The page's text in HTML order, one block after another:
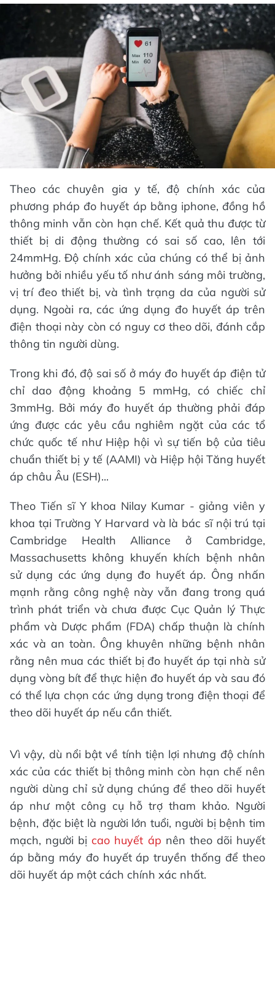
Theo các chuyên gia y tế, độ chính xác của
phương pháp đo huyết áp bằng iphone, đồng hồ
thông minh vẫn còn hạn chế. Kết quả thu được từ
thiết bị di động thường có sai số cao, lên tới
24mmHg. Độ chính xác của chúng có thể bị ảnh
hưởng bởi nhiều yếu tố như ánh sáng môi trường,
vị trí đeo thiết bị, và tình trạng da của người sử
dụng. Ngoài ra, các ứng dụng đo huyết áp trên
điện thoại này còn có nguy cơ theo dõi, đánh cắp
thông tin người dùng.
Trong khi đó, độ sai số ở máy đo huyết áp điện tử
chỉ dao động khoảng 5 mmHg, có chiếc chỉ
3mmHg. Bởi máy đo huyết áp thường phải đáp
ứng được các yêu cầu nghiêm ngặt của các tổ
chức quốc tế như Hiệp hội vì sự tiến bộ của tiêu
chuẩn thiết bị y tế (AAMI) và Hiệp hội Tăng huyết
áp châu Âu (ESH)...
Theo Tiến sĩ Y khoa Nilay Kumar - giảng viên y
khoa tại Trường Y Harvard và là bác sĩ nội trú tại
Cambridge Health Alliance ở Cambridge,
Massachusetts không khuyến khích bệnh nhân
sử dụng các ứng dụng đo huyết áp. Ông nhấn
mạnh rằng công nghệ này vẫn đang trong quá
trình phát triển và chưa được Cục Quản lý Thực
phẩm và Dược phẩm (FDA) chấp thuận là chính
xác và an toàn. Ông khuyên những bệnh nhân
rằng nên mua các thiết bị đo huyết áp tại nhà sử
dụng vòng bít để thực hiện đo huyết áp và sau đó
có thể lựa chọn các ứng dụng trong điện thoại để
theo dõi huyết áp nếu cần thiết.
Vì vậy, dù nổi bật về tính tiện lợi nhưng độ chính
xác của các thiết bị thông minh còn hạn chế nên
người dùng chỉ sử dụng chúng để theo dõi huyết
áp như một công cụ hỗ trợ tham khảo. Người
bệnh, đặc biệt là người lớn tuổi, người bị bệnh tim
mạch, người bịcao huyết áp nên theo dõi huyết
áp bằng máy đo huyết áp truyền thống để theo
dõi huyết áp một cách chính xác nhất.